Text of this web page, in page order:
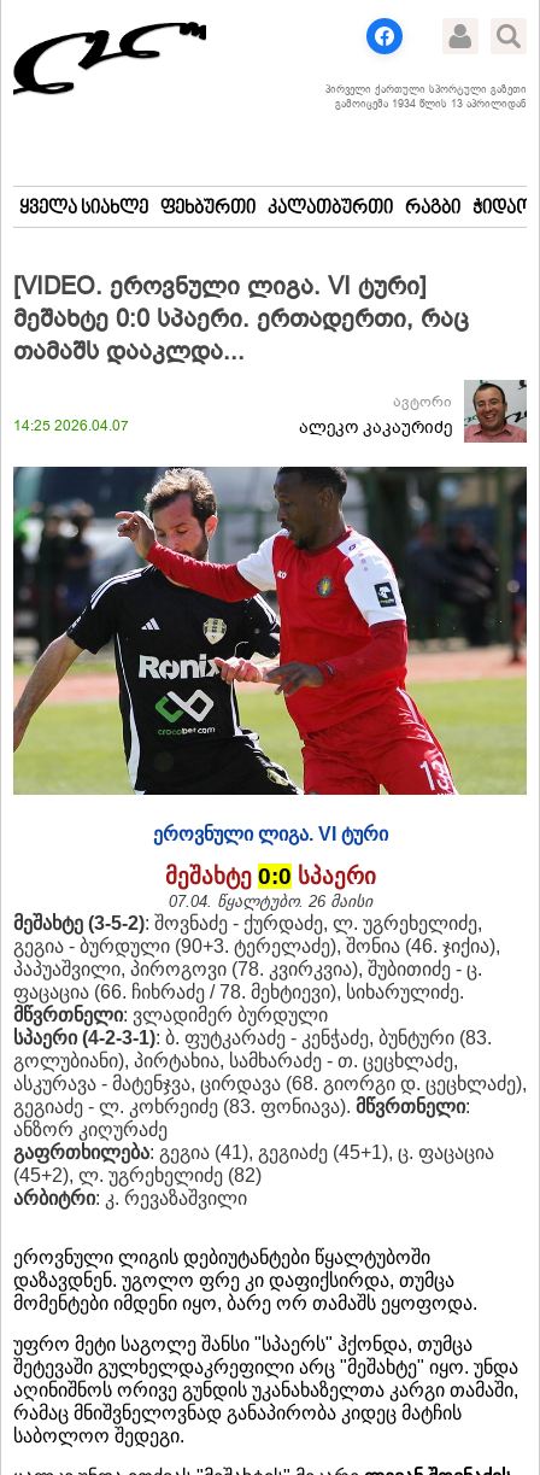
პირველი ქართული სპორტული გაზეთი
გამოიცემა 1934 წლის 13 აპრილიდან
ყველა სიახლე ფეხბურთი კალათბურთი რაგბი
[VIDEO. ეროვნული ლიგა. VI ტური]
მეშახტე 0:0 სპაერი. ერთადერთი, რაც
თამაშს დააკლდა...
14:25 2026.04.07
ავტორი
ალეკო კაკაურიძე
ეროვნული ლიგა. VI ტური
მეშახტე 0:0 სპაერი
07.04. წყალტუბო. 26 მაისი
მეშახტე (3-5-2): შოვნაძე - ქურდაძე, ლ. უგრეხელიძე,
გეგია - ბურდული (90+3. ტერელაძე), შონია (46. ჯიქია),
პაპუაშვილი, პიროგოვი (78. კვირკვია), შუბითიძე - ც.
ფაცაცია (66. ჩიხრაძე / 78. მეხტიევი), სიხარულიძე.
მწვრთნელი: ვლადიმერ ბურდული
სპაერი (4-2-3-1): ბ. ფუტკარაძე - კენჭაძე, ბუნტური (83.
გოლუბიანი), პირტახია, სამხარაძე - თ. ცეცხლაძე,
ასკურავა - მატენჯვა, ცირდავა (68. გიორგი დ. ცეცხლაძე),
გეგიაძე - ლ. კოხრეიძე (83. ფონიავა). მწვრთნელი:
ანზორ კიღურაძე
გაფრთხილება: გეგია (41), გეგიაძე (45+1), ც. ფაცაცია
(45+2), ლ. უგრეხელიძე (82)
არბიტრი: კ. რევაზაშვილი
ეროვნული ლიგის დებიუტანტები წყალტუბოში
დაზავდნენ. უგოლო ფრე კი დაფიქსირდა, თუმცა
მომენტები იმდენი იყო, ბარე ორ თამაშს ეყოფოდა.
უფრო მეტი საგოლე შანსი "სპაერს" ჰქონდა, თუმცა
შეტევაში გულხელდაკრეფილი არც "მეშახტე" იყო. უნდა
აღინიშნოს ორივე გუნდის უკანახაზელთა კარგი თამაში,
რამაც მნიშვნელოვნად განაპირობა კიდეც მატჩის
საბოლოო შედეგი.